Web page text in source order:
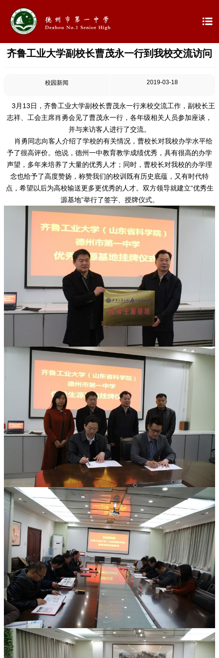

齐鲁工业大学副校长曹茂永一行到我校交流访问
校园新闻 2019-03-18
3月13日，齐鲁工业大学副校长曹茂永一行来校交流工作，副校长王
志祥、工会主席肖勇会见了曹茂永一行，各年级相关人员参加座谈，
并与来访客人进行了交流。
肖勇同志向客人介绍了学校的有关情况，曹校长对我校办学水平给
予了很高评价。他说，德州一中教育教学成绩优秀，具有很高的办学
声望，多年来培养了大量的优秀人才；同时，曹校长对我校的办学理
念也给予了高度赞扬，称赞我们的校训既有历史底蕴，又有时代特
点，希望以后为高校输送更多更优秀的人才。双方领导就建立“优秀生
源基地”举行了签字、授牌仪式。
 首页
学校概况
 信息公开
 最新公告
 校园新闻
科学技术实验校